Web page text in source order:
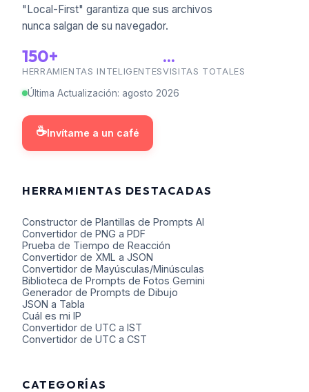
"Local-First" garantiza que sus archivos
nunca salgan de su navegador.
150+
HERRAMIENTAS INTELIGENTES
...
VISITAS TOTALES
Última Actualización: agosto 2026
☕Invítame a un café
HERRAMIENTAS DESTACADAS
Constructor de Plantillas de Prompts AI
Convertidor de PNG a PDF
Prueba de Tiempo de Reacción
Convertidor de XML a JSON
Convertidor de Mayúsculas/Minúsculas
Biblioteca de Prompts de Fotos Gemini
Generador de Prompts de Dibujo
JSON a Tabla
Cuál es mi IP
Convertidor de UTC a IST
Convertidor de UTC a CST
CATEGORÍAS